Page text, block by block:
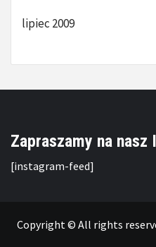
lipiec 2009
Zapraszamy na nasz
[instagram-feed]
Copyright © All rights